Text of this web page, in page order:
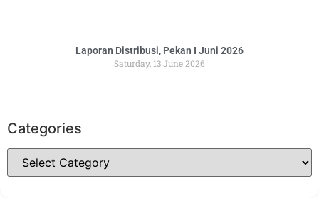
Laporan Distribusi, Pekan I Juni 2026
Saturday, 13 June 2026
Categories